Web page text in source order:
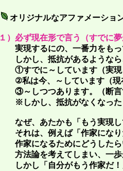
オリジナルなアファメーショ
１）必ず現在形で言う（すでに
実現するにの、一番力をもっ
しかし、抵抗があるような
①すでに～しています（実現
②私は今、～しています（現
③～しつつあります。（断言
※しかし、抵抗がなくなった
なぜ、あたかも「もう実現し
それは、例えば「作家になり
作家になるためにどうしたら
方法論を考えてしまい、一歩
しかし「自分がもう作家だ！